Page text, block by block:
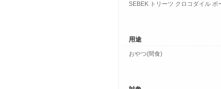
SEBEK トリーツ クロコダイル ボ
用途
おやつ(間食)